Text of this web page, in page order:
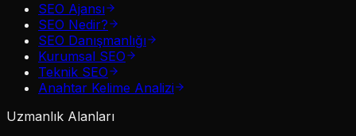
SEO Ajansı
SEO Nedir?
SEO Danışmanlığı
Kurumsal SEO
Teknik SEO
Anahtar Kelime Analizi
Uzmanlık Alanları